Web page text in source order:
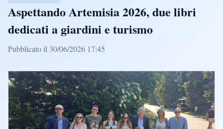
Aspettando Artemisia 2026, due libri
dedicati a giardini e turismo
Pubblicato il 30/06/2026 17:45